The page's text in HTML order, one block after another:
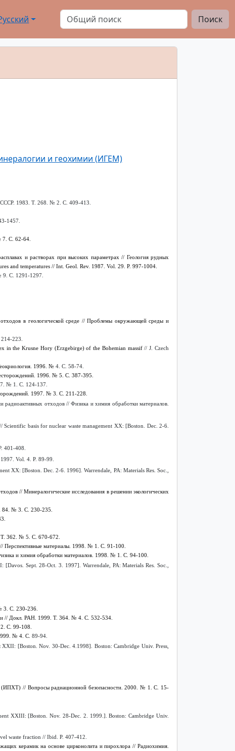
Поиск
и геохимии (ИГЕМ)
СССР. 1983. Т. 268. № 2. С. 409-413.
1457.
7. С. 62-64.
и растворах при высоких параметрах // Геология рудных
and temperatures // Int. Geol. Rev. 1987.Vol. 29. P. 997-1004.
9. С. 1291-1297.
в геологической среде // Проблемы окружающей среды и
. 214-223.
in the Krusne Hory (Erzgebirge) of the Bohemian massif// J. Czech
1996. № 4. С. 58-74.
1996. № 5. С. 387-395.
№ 1. С. 124-137.
1997. № 3. С. 211-228.
радиоактивных отходов // Физика и химия обработки материалов.
basis for nuclear waste management XX: [Boston. Dec. 2-6.
401-408.
Vol. 4. Р. 89-99.
XX: [Boston. Dec. 2-6. 1996]. Warrendale, PA: Materials Res. Soc.,
// Минералогические исследования в решении экологических
84. № 3. С. 230-235.
Т. 362. № 5. С. 670-672.
Перспективные материалы. 1998. № 1. С. 91-100.
и химия обработки материалов. 1998. № 1. С. 94-100.
Sept. 28-Oct. 3. 1997]. Warrendale, PA: Materials Res. Soc.,
3. С. 230-236.
// Докл. РАН. 1999. Т. 364. № 4. С. 532-534.
С. 99-108.
№ 4. С. 89-94.
[Boston. Nov. 30-Dec. 4.1998]. Boston: Cambridge Univ. Press,
(ИПХТ) // Вопросы радиационной безопасности. 2000. № 1. С. 15-
XXIII: [Boston. Nov. 28-Dec. 2. 1999.]. Boston: Cambridge Univ.
waste fraction // Ibid. P. 407-412.
керамик на основе цирконолита и пирохлора // Радиохимия.